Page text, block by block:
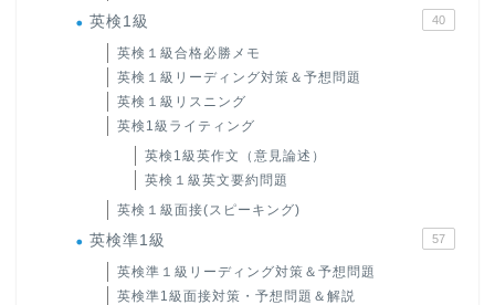
英検1級 40
英検１級合格必勝メモ
英検１級リーディング対策＆予想問題
英検１級リスニング
英検1級ライティング
英検1級英作文（意見論述）
英検１級英文要約問題
英検１級面接(スピーキング)
英検準1級 57
英検準１級リーディング対策＆予想問題
英検準1級面接対策・予想問題＆解説